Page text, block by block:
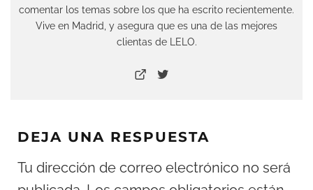
comentar los temas sobre los que ha escrito recientemente.
Vive en Madrid, y asegura que es una de las mejores
clientas de LELO.
DEJA UNA RESPUESTA
Tu dirección de correo electrónico no será